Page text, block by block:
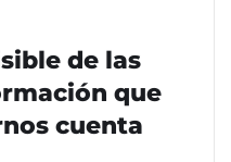
de las
que
cuenta